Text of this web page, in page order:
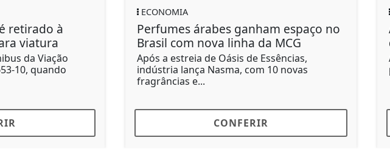
árabes ganham espaço no
nova linha da MCG
de Oásis de Essências,
lança Nasma, com 10 novas
Aprovado mostra cartas de
do STF e concurso é anulado
A faculdade de Md deverá realizar
processo seletivo para preencher a